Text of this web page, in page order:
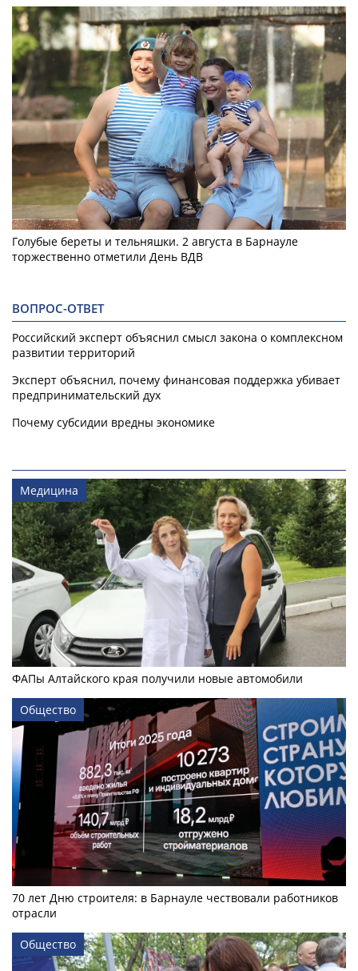
Голубые береты и тельняшки. 2 августа в Барнауле
торжественно отметили День ВДВ
ВОПРОС-ОТВЕТ
Российский эксперт объяснил смысл закона о комплексном
развитии территорий
Эксперт объяснил, почему финансовая поддержка убивает
предпринимательский дух
Почему субсидии вредны экономике
Медицина
ФАПы Алтайского края получили новые автомобили
Общество
70 лет Дню строителя: в Барнауле чествовали работников
отрасли
Общество